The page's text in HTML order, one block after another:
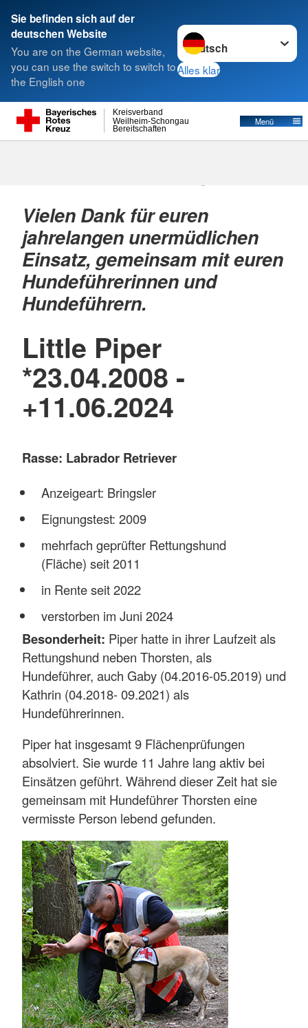
Sie befinden sich auf der
deutschen Website
You are on the German website,
you can use the switch to switch to
the English one
Sprache wechseln zu
Alles klar
Bereitschaften
Weilheim-Schongau
Kreisverband
Menü
Suche
Vielen Dank für euren
jahrelangen unermüdlichen
Einsatz, gemeinsam mit euren
Hundeführerinnen und
Hundeführern.
Little Piper
*23.04.2008 -
+11.06.2024
Rasse: Labrador Retriever
Anzeigeart: Bringsler
Eignungstest: 2009
mehrfach geprüfter Rettungshund
(Fläche) seit 2011
in Rente seit 2022
verstorben im Juni 2024
Besonderheit: Piper hatte in ihrer Laufzeit als
Rettungshund neben Thorsten, als
Hundeführer, auch Gaby (04.2016-05.2019) und
Kathrin (04.2018- 09.2021) als
Hundeführerinnen.
Piper hat insgesamt 9 Flächenprüfungen
absolviert. Sie wurde 11 Jahre lang aktiv bei
Einsätzen geführt. Während dieser Zeit hat sie
gemeinsam mit Hundeführer Thorsten eine
vermisste Person lebend gefunden.